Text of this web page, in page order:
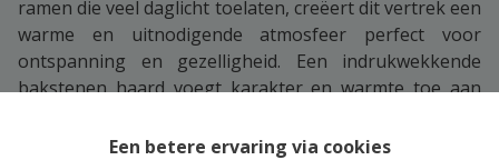
Een betere ervaring via cookies
ramen die veel daglicht toelaten, creëert dit vertrek een
warme en uitnodigende atmosfeer perfect voor
ontspanning en gezelligheid. Een indrukwekkende
bakstenen haard voegt karakter en warmte toe aan
ingericht met witte kastjes en donker werkblad,